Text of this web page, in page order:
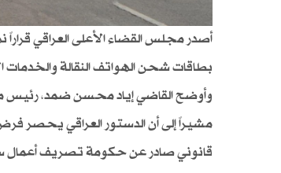
بطاقات شحن الهواتف النقالة
وأوضح القاضي إياد محسن ضمد، رئيس
مشيراً إلى أن الدستور العراقي يحصر
قانوني صادر عن حكومة تصريف أعمال